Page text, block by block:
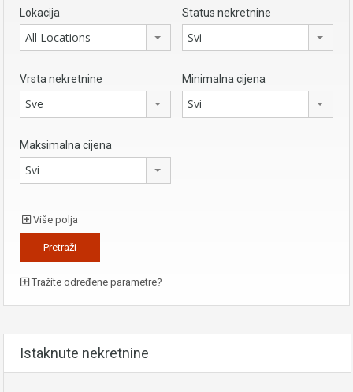
Lokacija
All Locations
Status nekretnine
Svi
Vrsta nekretnine
Sve
Minimalna cijena
Svi
Maksimalna cijena
Svi
Više polja
Tražite određene parametre?
Istaknute nekretnine